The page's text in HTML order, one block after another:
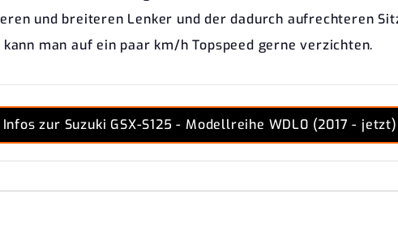
und breiteren Lenker und der dadurch aufrechteren
kann man auf ein paar km/h Topspeed gerne verzichten.
zur Suzuki GSX-S125 - Modellreihe WDL0 (2017 - jetzt)